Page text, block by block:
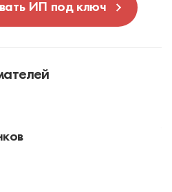
ИП под ключ